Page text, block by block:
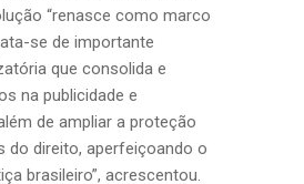
“renasce como marco
se de importante
que consolida e
na publicidade e
de ampliar a proteção
do direito, aperfeiçoando o
brasileiro”, acrescentou.